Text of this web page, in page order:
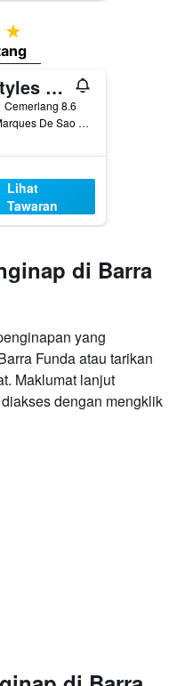
ibis Styles São Paulo Barra Funda
Cemerlang 8.6
Avenida Marques De Sao Vicente 1619, Sao Paulo, Brazil
Lihat
Tawaran
di Barra
yang
Funda atau tarikan
Maklumat lanjut
dengan mengklik